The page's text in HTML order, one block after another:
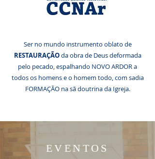
Ser no mundo instrumento oblato de
RESTAURAÇÃOda obra de Deus deformada
pelo pecado, espalhando NOVO ARDOR a
todos os homens e o homem todo, com sadia
FORMAÇÃO na sã doutrina da Igreja.
EVENTOS